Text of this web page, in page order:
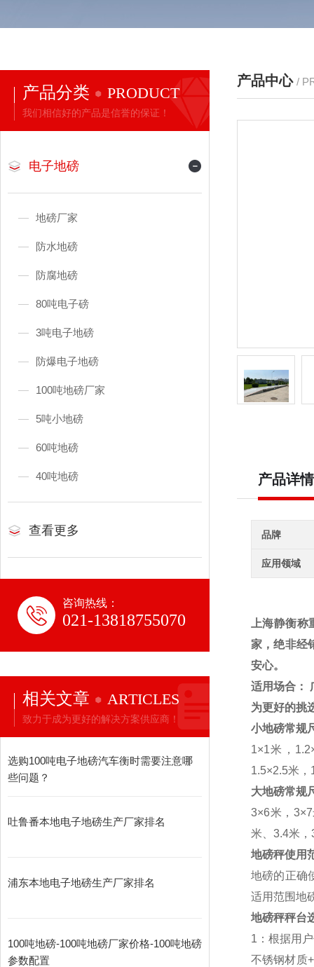
产品分类 PRODUCT
我们相信好的产品是信誉的保证！
电子地磅
地磅厂家
防水地磅
防腐地磅
80吨电子磅
3吨电子地磅
防爆电子地磅
100吨地磅厂家
5吨小地磅
60吨地磅
40吨地磅
查看更多
咨询热线：
021-13818755070
相关文章 ARTICLES
致力于成为更好的解决方案供应商！
选购100吨电子地磅汽车衡时需要注意哪
些问题？
吐鲁番本地电子地磅生产厂家排名
浦东本地电子地磅生产厂家排名
100吨地磅-100吨地磅厂家价格-100吨地磅
参数配置
产品中心 /
产品详情
品牌
应用领域
上海静衡
家，绝非经
安心。
适用场合：
为更好的挑
小地磅常规
1×1米， 1.2
1.5×2.5米，
大地磅常规
3×6米， 3×7
米、 3.4米，
地磅秤使用
地磅的正确
适用范围地
地磅秤秤台
1 ：根据用
不锈钢材质+